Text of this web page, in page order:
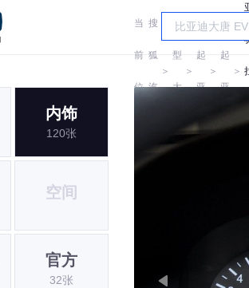
当
前
位
搜
狐
汽
＞
车
型
大
＞
起
亚
＞
起
亚
＞
内饰
120张
空间
官方
32张